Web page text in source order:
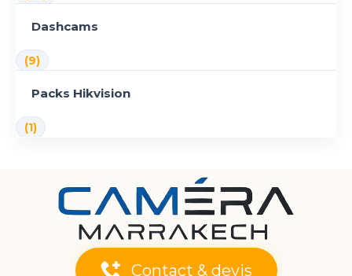
Dashcams
(9)
Packs Hikvision
(1)
Contact & devis